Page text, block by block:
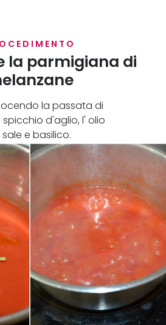
la parmigiana di
la passata di
d'aglio, l' olio
e basilico.